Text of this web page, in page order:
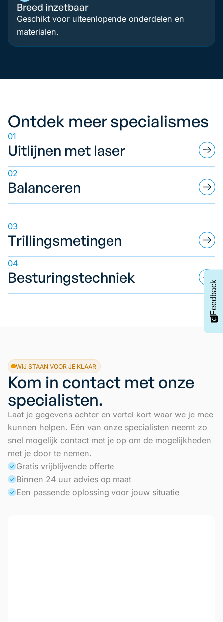
Breed inzetbaar
Geschikt voor uiteenlopende onderdelen en
materialen.
Ontdek meer specialismes
01
Uitlijnen met laser
02
Balanceren
03
Trillingsmetingen
04
Besturingstechniek
WIJ STAAN VOOR JE KLAAR
Kom in contact met onze
specialisten.
Laat je gegevens achter en vertel kort waar we je mee
kunnen helpen. Eén van onze specialisten neemt zo
snel mogelijk contact met je op om de mogelijkheden
met je door te nemen.
Gratis vrijblijvende offerte
Binnen 24 uur advies op maat
Een passende oplossing voor jouw situatie
Feedback